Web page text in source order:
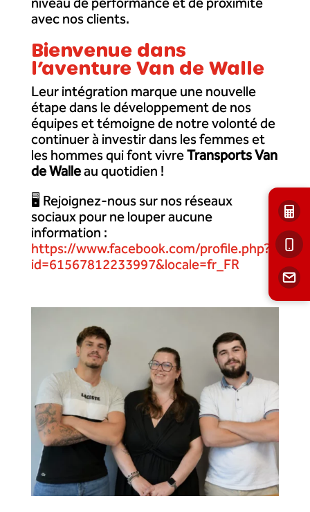
avec nos clients.
Bienvenue dans
l’aventure Van de Walle
Leur intégration marque une nouvelle
étape dans le développement de nos
équipes et témoigne de notre volonté de
continuer à investir dans les femmes et
les hommes qui font vivreTransports Van
de Walleau quotidien !
🖥️ Rejoignez-nous sur nos réseaux
sociaux pour ne louper aucune
information :
https://www.facebook.com/profile.php?
id=61567812233997&locale=fr_FR